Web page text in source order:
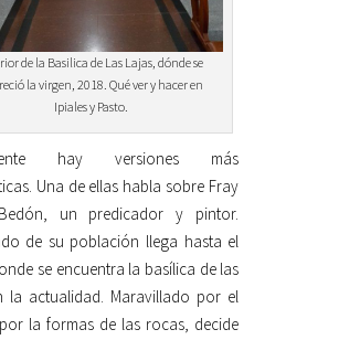
de la Basilica de Las Lajas, dónde se
la virgen, 2018. Qué ver y hacer en
Ipiales y Pasto.
hay versiones más
Una de ellas habla sobre Fray
un predicador y pintor.
de su población llega hasta el
se encuentra la basílica de las
la actualidad. Maravillado por el
la formas de las rocas, decide